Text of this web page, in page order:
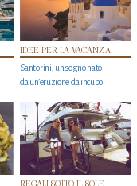
IDEE PER LA VACANZA
Santorini, un sogno nato
da un’eruzione da incubo